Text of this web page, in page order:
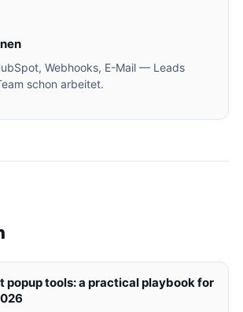
Webhooks, E-Mail — Leads
schon arbeitet.
popup tools: a practical playbook for